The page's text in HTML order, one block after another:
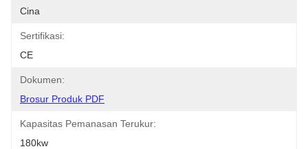
Cina
Sertifikasi:
CE
Dokumen:
Brosur Produk PDF
Kapasitas Pemanasan Terukur:
180kw